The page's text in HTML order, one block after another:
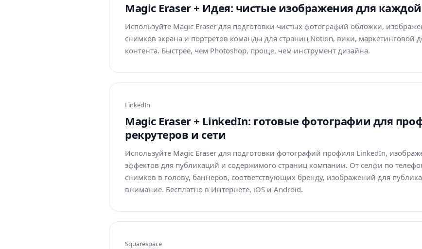
Magic Eraser + Идея: чистые изображения для
Используйте Magic Eraser для подготовки чистых фотографий обложки,
снимков экрана и портретов команды для страниц Notion, вики, маркетинговой
контента. Быстрее, чем Photoshop, проще, чем инструмент дизайна.
LinkedIn
Magic Eraser + LinkedIn: готовые фотографии для
рекрутеров и сети
Используйте Magic Eraser для подготовки фотографий профиля LinkedIn,
эффектов для публикаций и содержимого страниц компании. От селфи по
снимков в голову, баннеров, соответствующих бренду, изображений для
внимание. Бесплатно в Интернете, iOS и Android.
Squarespace